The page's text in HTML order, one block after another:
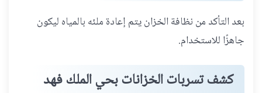
بعد التأكد من نظافة الخزان يتم إعادة ملئه بالمياه ليكون
جاهزًا للاستخدام.
كشف تسربات الخزانات بحي الملك فهد